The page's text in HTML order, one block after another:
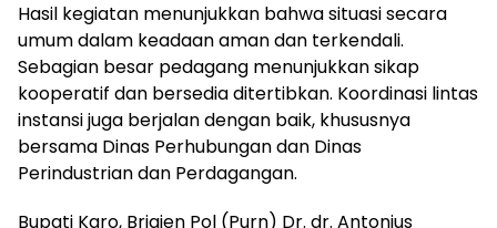
Hasil kegiatan menunjukkan bahwa situasi secara
umum dalam keadaan aman dan terkendali.
Sebagian besar pedagang menunjukkan sikap
kooperatif dan bersedia ditertibkan. Koordinasi lintas
instansi juga berjalan dengan baik, khususnya
bersama Dinas Perhubungan dan Dinas
Perindustrian dan Perdagangan.
Bupati Karo, Brigjen Pol (Purn) Dr. dr. Antonius